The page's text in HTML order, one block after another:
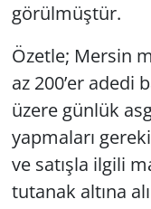
görülmüştür.
Özetle; Mersin
az 200’er adedi
üzere günlük
yapmaları
ve satışla ilgili
tutanak altına